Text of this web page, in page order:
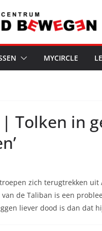
MYCIRCLE
Tolken in
zich terugtrekken
van de Taliban is een
liever dood is dan dat